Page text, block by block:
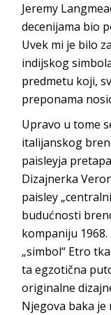
Jeremy
decenijama bio
Uvek mi je bilo
indijskog
predmetu koji,
preponama
Upravo u tome
italijanskog
paisleyja
Dizajnerka
paisley
budućnosti
kompaniju
„simbol“ Etro
ta egzotična
originalne
Njegova baka